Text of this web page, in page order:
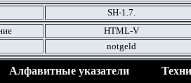
SH-1.7.
HTML-V
notgeld
Алфавитные указатели